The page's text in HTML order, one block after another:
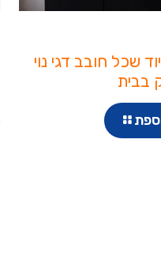
שכל חובב דגי נוי
בבית